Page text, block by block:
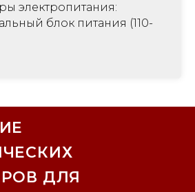
электропитания:
блок питания (110-
ДЛЯ